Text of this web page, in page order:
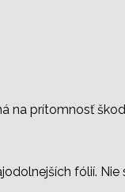
na prítomnosť
fólií.